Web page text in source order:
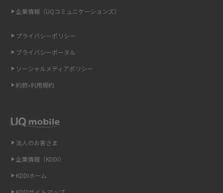
ONU（光回線終端装置）とは？モデム・ルーター・ホームゲートウェイと
ギガバイト（GB）とは？1GBの目安やギガが足りない時の対処法を紹介
Wi-Fi 6とは？Wi-Fi 5との違いやメリットと注意点、規格の種類も解説
Wi-Fiを自宅に設置する方法は？必要なことやポイントも紹介
光ファイバーとは？仕組みやメリット・デメリットを初心者向けにわかり
やすく解説
法人のお客さま
企業情報（KDDI）
KDDIホーム
企業情報（UQコミュニケーションズ）
プライバシーポリシー
プライバシーポータル
ソーシャルメディアポリシー
約款•利用規約